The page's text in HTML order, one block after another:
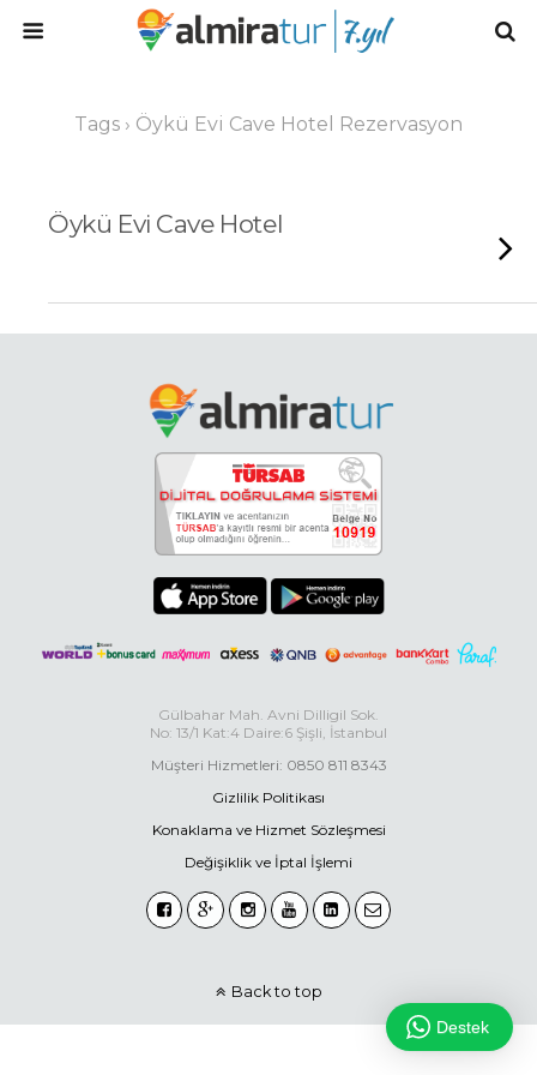
Tags › Öykü Evi Cave Hotel Rezervasyon
Öykü Evi Cave Hotel
Gülbahar Mah. Avni Dilligil Sok.
No: 13/1 Kat:4 Daire:6 Şişli, İstanbul
Müşteri Hizmetleri: 0850 811 8343
Gizlilik Politikası
Konaklama ve Hizmet Sözleşmesi
Değişiklik ve İptal İşlemi
Back to top
Destek